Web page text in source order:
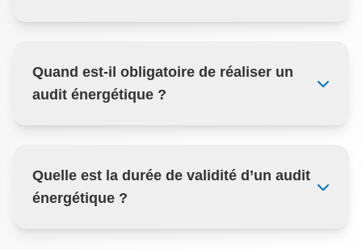
Quand est-il obligatoire de réaliser un
audit énergétique ?
Quelle est la durée de validité d’un audit
énergétique ?